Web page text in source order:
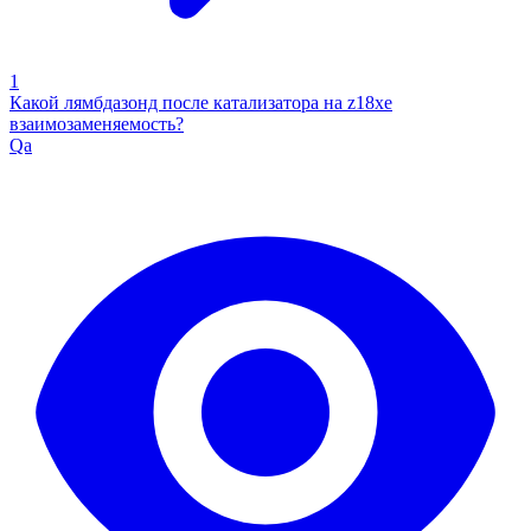
1
Какой лямбдазонд после катализатора на z18xe
взаимозаменяемость?
Qa